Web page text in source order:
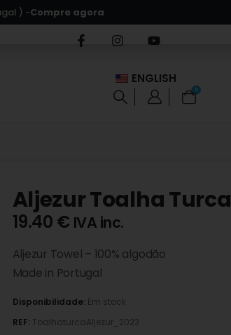
) -Compre agora
ENGLISH
0
Aljezur Toalha Turca
19.40 € IVA inc.
Aljezur Towel – 100% algodão
Made in Portugal
Disponibilidade: Em stock
REF: ToalhaturcaAljezur_2023